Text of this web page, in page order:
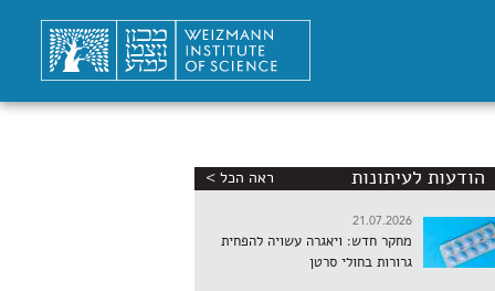
הודעות לעיתונות ראה הכל >
21.07.2026
מחקר חדש: ויאגרה עשויה להפחית
גרורות בחולי סרטן